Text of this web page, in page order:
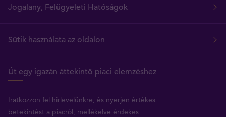
Jogalany, Felügyeleti Hatóságok
Sütik használata az oldalon
Út egy igazán áttekintő piaci elemzéshez
Iratkozzon fel hírlevelünkre, és nyerjen értékes
betekintést a piacról, mellékelve érdekes